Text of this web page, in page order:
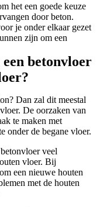
het een goede keuze
door beton.
je onder elkaar gezet
zijn om een
betonvloer
Dan zal dit meestal
De oorzaken van
te maken met
onder de begane vloer.
veel
vloer. Bij
een nieuwe houten
met de houten